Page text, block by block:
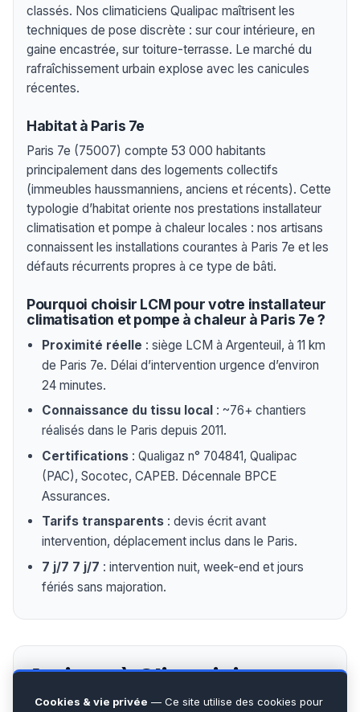
classés. Nos climaticiens Qualipac maîtrisent les
techniques de pose discrète : sur cour intérieure, en
gaine encastrée, sur toiture-terrasse. Le marché du
rafraîchissement urbain explose avec les canicules
récentes.
Habitat à Paris 7e
Paris 7e (75007) compte 53 000 habitants
principalement dans des logements collectifs
(immeubles haussmanniens, anciens et récents). Cette
typologie d’habitat oriente nos prestations installateur
climatisation et pompe à chaleur locales : nos artisans
connaissent les installations courantes à Paris 7e et les
défauts récurrents propres à ce type de bâti.
Pourquoi choisir LCM pour votre installateur
climatisation et pompe à chaleur à Paris 7e ?
Proximité réelle : siège LCM à Argenteuil, à 11 km
de Paris 7e. Délai d’intervention urgence d’environ
24 minutes.
Connaissance du tissu local : ~76+ chantiers
réalisés dans le Paris depuis 2011.
Certifications : Qualigaz n° 704841, Qualipac
(PAC), Socotec, CAPEB. Décennale BPCE
Assurances.
Tarifs transparents : devis écrit avant
intervention, déplacement inclus dans le Paris.
7 j/7 7 j/7 : intervention nuit, week-end et jours
fériés sans majoration.
Artisan à Climaticien
(Paris 7ᵉ) : notre expertise
Cookies & vie privée — Ce site utilise des cookies pour